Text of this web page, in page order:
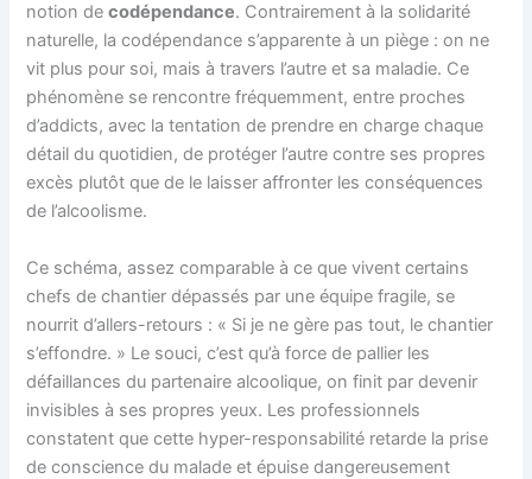
notion decodépendance. Contrairement à la solidarité
naturelle, la codépendance s’apparente à un piège : on ne
vit plus pour soi, mais à travers l’autre et sa maladie. Ce
phénomène se rencontre fréquemment, entre proches
d’addicts, avec la tentation de prendre en charge chaque
détail du quotidien, de protéger l’autre contre ses propres
excès plutôt que de le laisser affronter les conséquences
de l’alcoolisme.
Ce schéma, assez comparable à ce que vivent certains
chefs de chantier dépassés par une équipe fragile, se
nourrit d’allers-retours : « Si je ne gère pas tout, le chantier
s’effondre. » Le souci, c’est qu’à force de pallier les
défaillances du partenaire alcoolique, on finit par devenir
invisibles à ses propres yeux. Les professionnels
constatent que cette hyper-responsabilité retarde la prise
de conscience du malade et épuise dangereusement